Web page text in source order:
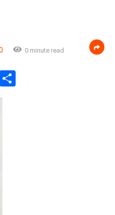
0 minute read
Gmail